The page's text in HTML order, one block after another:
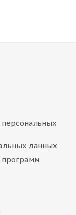
персональных
данных
программ